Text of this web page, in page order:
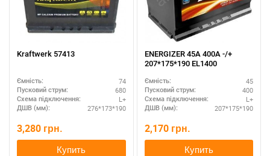
Kraftwerk 57413
Ємність: 74
Пусковий струм: 680
Схема підключення: L+
ДШВ (мм): 276*173*190
3,280 грн.
Купить
ENERGIZER 45А 400A -/+
207*175*190 EL1400
Ємність: 45
Пусковий струм: 400
Схема підключення: L+
ДШВ (мм): 207*175*190
2,170 грн.
Купить